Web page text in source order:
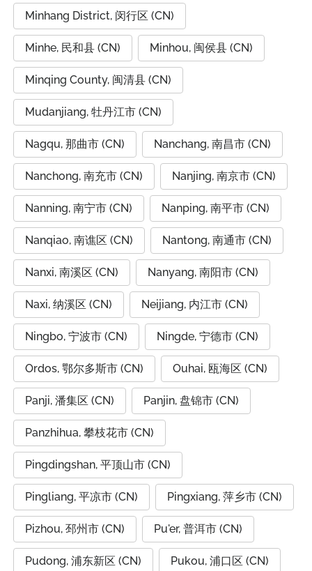
Minhang District, 闵行区 (CN)
Minhe, 民和县 (CN) Minhou, 闽侯县 (CN)
Minqing County, 闽清县 (CN)
Mudanjiang, 牡丹江市 (CN)
Nagqu, 那曲市 (CN) Nanchang, 南昌市 (CN)
Nanchong, 南充市 (CN) Nanjing, 南京市 (CN)
Nanning, 南宁市 (CN) Nanping, 南平市 (CN)
Nanqiao, 南谯区 (CN) Nantong, 南通市 (CN)
Nanxi, 南溪区 (CN) Nanyang, 南阳市 (CN)
Naxi, 纳溪区 (CN) Neijiang, 内江市 (CN)
Ningbo, 宁波市 (CN) Ningde, 宁德市 (CN)
Ordos, 鄂尔多斯市 (CN) Ouhai, 瓯海区 (CN)
Panji, 潘集区 (CN) Panjin, 盘锦市 (CN)
Panzhihua, 攀枝花市 (CN)
Pingdingshan, 平顶山市 (CN)
Pingliang, 平凉市 (CN) Pingxiang, 萍乡市 (CN)
Pizhou, 邳州市 (CN) Pu'er, 普洱市 (CN)
Pudong, 浦东新区 (CN) Pukou, 浦口区 (CN)